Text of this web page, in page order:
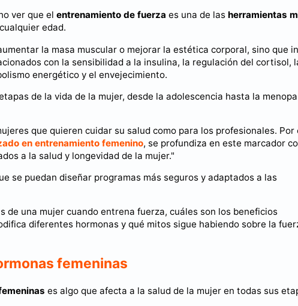
ver que el entrenamiento de fuerza es una de las herramientas
edad.
la masa muscular o mejorar la estética corporal, sino que
con la sensibilidad a la insulina, la regulación del cortisol,
energético y el envejecimiento.
de la vida de la mujer, desde la adolescencia hasta la
que quieren cuidar su salud como para los profesionales. Por
en entrenamiento femenino, se profundiza en este marcador
a la salud y longevidad de la mujer."
se puedan diseñar programas más seguros y adaptados a las
de una mujer cuando entrena fuerza, cuáles son los beneficios
diferentes hormonas y qué mitos sigue habiendo sobre la
femeninas
es algo que afecta a la salud de la mujer en todas sus